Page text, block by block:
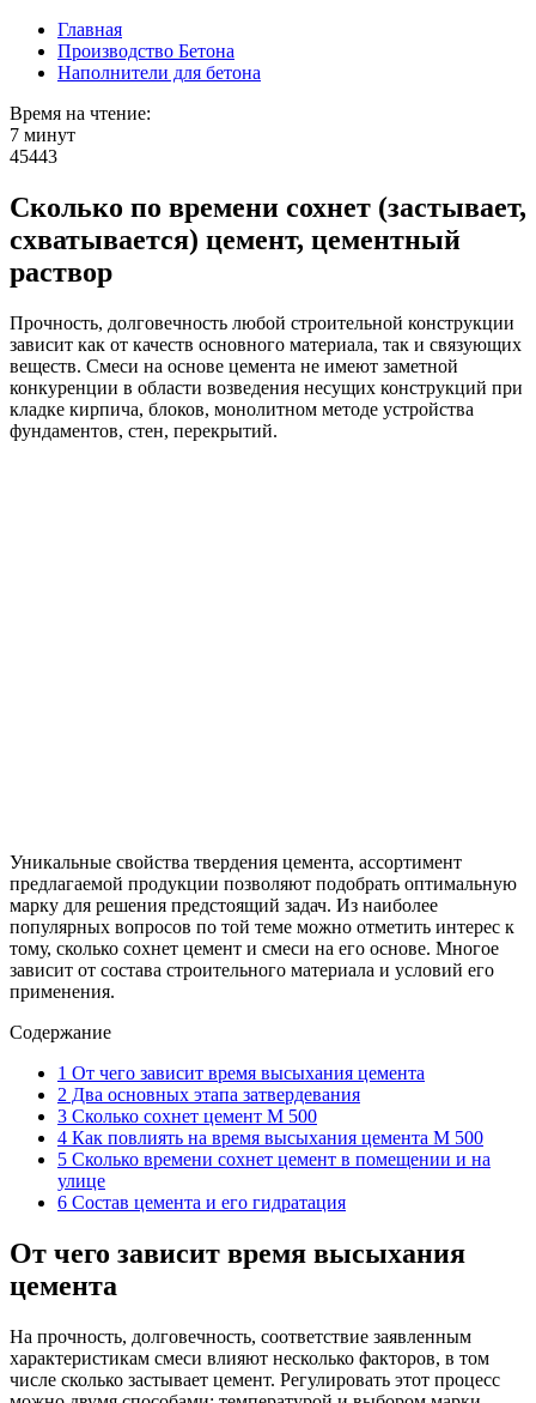
Главная
Производство Бетона
Наполнители для бетона
Время на чтение:
7 минут
45443
Сколько по времени сохнет (застывает,
схватывается) цемент, цементный
раствор
Прочность, долговечность любой строительной конструкции
зависит как от качеств основного материала, так и связующих
веществ. Смеси на основе цемента не имеют заметной
конкуренции в области возведения несущих конструкций при
кладке кирпича, блоков, монолитном методе устройства
фундаментов, стен, перекрытий.
Уникальные свойства твердения цемента, ассортимент
предлагаемой продукции позволяют подобрать оптимальную
марку для решения предстоящий задач. Из наиболее
популярных вопросов по той теме можно отметить интерес к
тому, сколько сохнет цемент и смеси на его основе. Многое
зависит от состава строительного материала и условий его
применения.
Содержание
1 От чего зависит время высыхания цемента
2 Два основных этапа затвердевания
3 Сколько сохнет цемент М 500
4 Как повлиять на время высыхания цемента М 500
5 Сколько времени сохнет цемент в помещении и на
улице
6 Состав цемента и его гидратация
От чего зависит время высыхания
цемента
На прочность, долговечность, соответствие заявленным
характеристикам смеси влияют несколько факторов, в том
числе сколько застывает цемент. Регулировать этот процесс